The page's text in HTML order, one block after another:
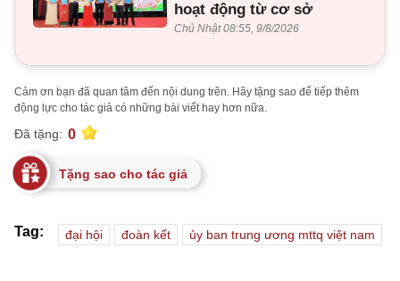
hoạt động từ cơ sở
Chủ Nhật 08:55, 9/8/2026
Cảm ơn bạn đã quan tâm đến nội dung trên. Hãy tặng sao để tiếp thêm
động lực cho tác giả có những bài viết hay hơn nữa.
Đã tặng: 0
Tặng sao cho tác giả
Tag: đại hội đoàn kết ủy ban trung ương mttq việt nam